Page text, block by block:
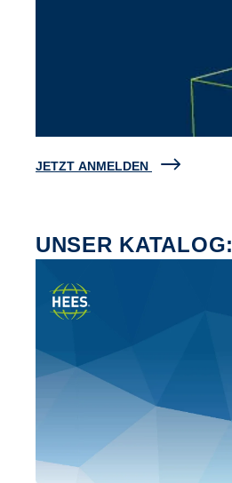
JETZT ANMELDEN
UNSER KATALOG: